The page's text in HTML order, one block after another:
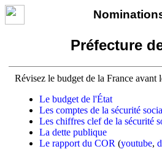
Préfecture
Révisez le budget de la France avant
Le budget de l'État
Les comptes de la sécurité
Les chiffres clef de la sécurité
La dette publique
Le rapport du COR (youtube,